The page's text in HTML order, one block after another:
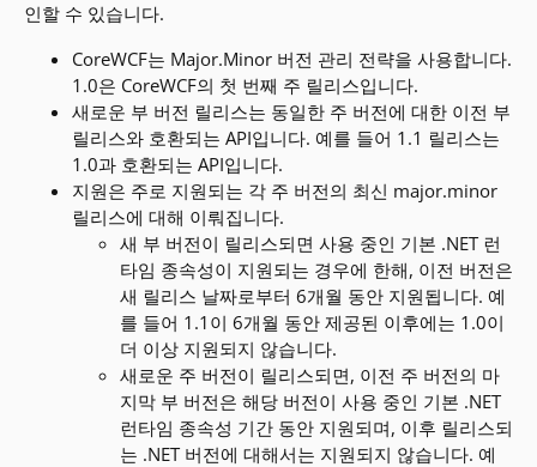
인할 수 있습니다.
CoreWCF는 Major.Minor 버전 관리 전략을 사용합니다.
1.0은 CoreWCF의 첫 번째 주 릴리스입니다.
새로운 부 버전 릴리스는 동일한 주 버전에 대한 이전 부
릴리스와 호환되는 API입니다. 예를 들어 1.1 릴리스는
1.0과 호환되는 API입니다.
지원은 주로 지원되는 각 주 버전의 최신 major.minor
릴리스에 대해 이뤄집니다.
새 부 버전이 릴리스되면 사용 중인 기본 .NET 런
타임 종속성이 지원되는 경우에 한해, 이전 버전은
새 릴리스 날짜로부터 6개월 동안 지원됩니다. 예
를 들어 1.1이 6개월 동안 제공된 이후에는 1.0이
더 이상 지원되지 않습니다.
새로운 주 버전이 릴리스되면, 이전 주 버전의 마
지막 부 버전은 해당 버전이 사용 중인 기본 .NET
런타임 종속성 기간 동안 지원되며, 이후 릴리스되
는 .NET 버전에 대해서는 지원되지 않습니다. 예